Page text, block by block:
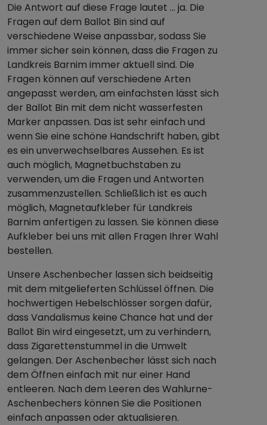
Die Antwort auf diese Frage lautet … ja. Die
Fragen auf dem Ballot Bin sind auf
verschiedene Weise anpassbar, sodass Sie
immer sicher sein können, dass die Fragen zu
Landkreis Barnim immer aktuell sind. Die
Fragen können auf verschiedene Arten
angepasst werden, am einfachsten lässt sich
der Ballot Bin mit dem nicht wasserfesten
Marker anpassen. Das ist sehr einfach und
wenn Sie eine schöne Handschrift haben, gibt
es ein unverwechselbares Aussehen. Es ist
auch möglich, Magnetbuchstaben zu
verwenden, um die Fragen und Antworten
zusammenzustellen. Schließlich ist es auch
möglich, Magnetaufkleber für Landkreis
Barnim anfertigen zu lassen. Sie können diese
Aufkleber bei uns mit allen Fragen Ihrer Wahl
bestellen.
Unsere Aschenbecher lassen sich beidseitig
mit dem mitgelieferten Schlüssel öffnen. Die
hochwertigen Hebelschlösser sorgen dafür,
dass Vandalismus keine Chance hat und der
Ballot Bin wird eingesetzt, um zu verhindern,
dass Zigarettenstummel in die Umwelt
gelangen. Der Aschenbecher lässt sich nach
dem Öffnen einfach mit nur einer Hand
entleeren. Nach dem Leeren des Wahlurne-
Aschenbechers können Sie die Positionen
einfach anpassen oder aktualisieren.